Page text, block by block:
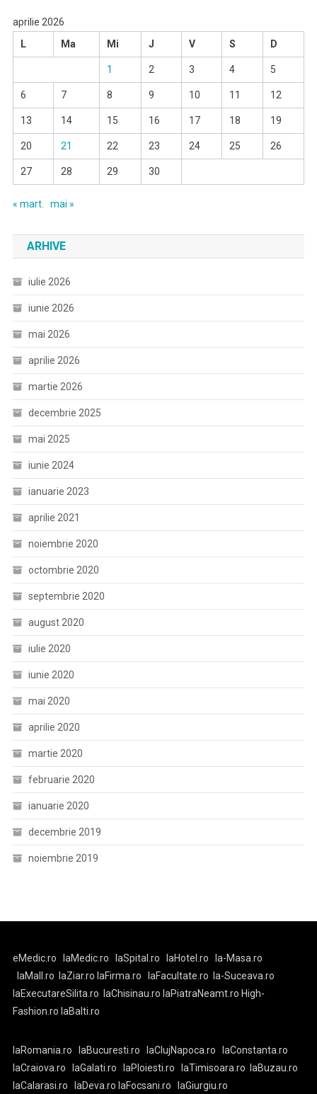
aprilie 2026
L
Ma Mi J V S D
1 2 3 4 5
6 7 8 9 10 11 12
13 14 15 16 17 18 19
20 21 22 23 24 25 26
27 28 29 30
« mart. mai »
ARHIVE
iulie 2026
iunie 2026
mai 2026
aprilie 2026
martie 2026
decembrie 2025
mai 2025
iunie 2024
ianuarie 2023
aprilie 2021
noiembrie 2020
octombrie 2020
septembrie 2020
august 2020
iulie 2020
iunie 2020
mai 2020
aprilie 2020
martie 2020
februarie 2020
ianuarie 2020
decembrie 2019
noiembrie 2019
eMedic.ro laMedic.ro laSpital.ro laHotel.ro
la-Masa.ro
laMall.ro
laZiar.ro laFirma.ro laFacultate.ro
la-Suceava.ro
laExecutareSilita.ro
laChisinau.ro laPiatraNeamt.ro High-
Fashion.ro laBalti.ro
laRomania.ro laBucuresti.ro laClujNapoca.ro
laConstanta.ro
laCraiova.ro
laGalati.ro laPloiesti.ro laTimisoara.ro
laBuzau.ro
laCalarasi.ro
laDeva.ro laFocsani.ro laGiurgiu.ro